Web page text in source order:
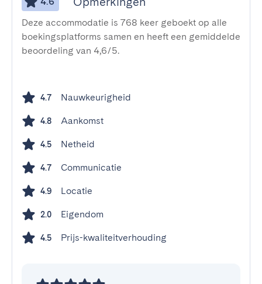
Deze accommodatie is 768 keer geboekt op alle
boekingsplatforms samen en heeft een gemiddelde
beoordeling van 4,6/5.
4.7 Nauwkeurigheid
4.8 Aankomst
4.5 Netheid
4.7 Communicatie
4.9 Locatie
2.0 Eigendom
4.5 Prijs-kwaliteitverhouding